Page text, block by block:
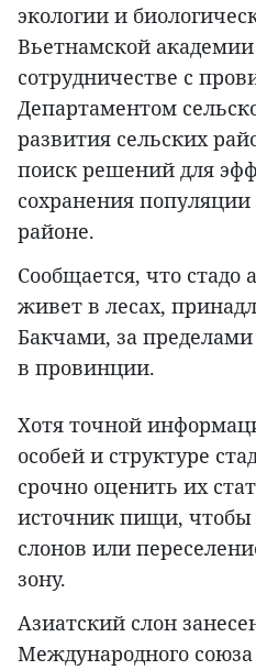
экологии и
Вьетнамской
сотрудничестве с
Департаментом
развития сельских
поиск решений для
сохранения
районе.
Сообщается, что стадо
живет в лесах,
Бакчами, за
в провинции.
Хотя точной
особей и структуре
срочно оценить их
источник пищи, чтобы
слонов или
зону.
Азиатский слон
Международного